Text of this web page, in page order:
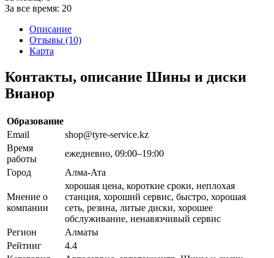
За все время: 20
Описание
Отзывы (10)
Карта
Контакты, описание Шины и диски
Вианор
Образование
Email
shop@tyre-service.kz
Время
работы
ежедневно, 09:00–19:00
Город
Алма-Ата
Мнение о
компании
хорошая цена, короткие сроки, неплохая
станция, хороший сервис, быстро, хорошая
сеть, резина, литые диски, хорошее
обслуживание, ненавязчивый сервис
Регион
Алматы
Рейтинг
4.4